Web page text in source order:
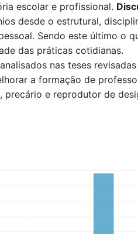
escolar e profissional.
desde o estrutural,
Sendo este último o
das práticas cotidianas.
​​nas teses
a formação de
precário e reprodutor de